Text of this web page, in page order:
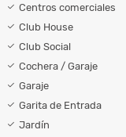
Centros comerciales
Club House
Club Social
Cochera / Garaje
Garaje
Garita de Entrada
Jardín